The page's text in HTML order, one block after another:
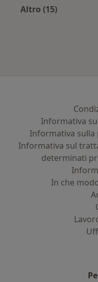
Altro (15)
Informativa
Informativa sulla
Informativa sul
determinati
In che